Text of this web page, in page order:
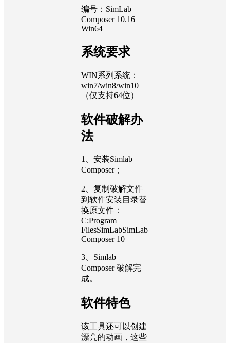
编号：SimLab
Composer 10.16
Win64
系统要求
WIN系列系统：
win7/win8/win10
（仅支持64位）
软件破解办
法
1、安装Simlab
Composer；
2、复制破解文件
到软件安装目录替
换原文件：
C:Program
FilesSimLabSimLab
Composer 10
3、Simlab
Composer 破解完
成。
软件特色
该工具还可以创建
漂亮的动画，这些